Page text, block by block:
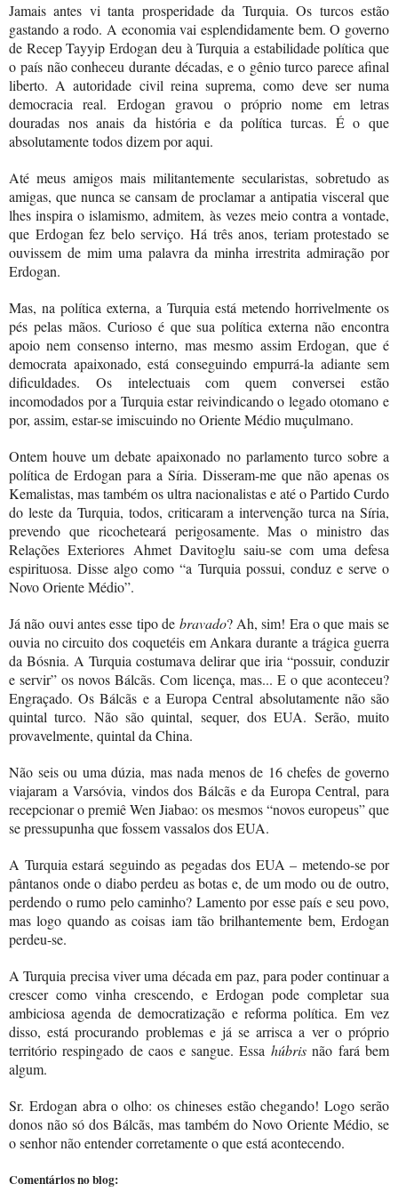
Jamais antes vi tanta prosperidade da Turquia. Os turcos estão
gastando a rodo. A economia vai esplendidamente bem. O governo
de Recep Tayyip Erdogan deu à Turquia a estabilidade política que
o país não conheceu durante décadas, e o gênio turco parece afinal
liberto. A autoridade civil reina suprema, como deve ser numa
democracia real. Erdogan gravou o próprio nome em letras
douradas nos anais da história e da política turcas. É o que
absolutamente todos dizem por aqui.
Até meus amigos mais militantemente secularistas, sobretudo as
amigas, que nunca se cansam de proclamar a antipatia visceral que
lhes inspira o islamismo, admitem, às vezes meio contra a vontade,
que Erdogan fez belo serviço. Há três anos, teriam protestado se
ouvissem de mim uma palavra da minha irrestrita admiração por
Erdogan.
Mas, na política externa, a Turquia está metendo horrivelmente os
pés pelas mãos. Curioso é que sua política externa não encontra
apoio nem consenso interno, mas mesmo assim Erdogan, que é
democrata apaixonado, está conseguindo empurrá-la adiante sem
dificuldades. Os intelectuais com quem conversei estão
incomodados por a Turquia estar reivindicando o legado otomano e
por, assim, estar-se imiscuindo no Oriente Médio muçulmano.
Ontem houve um debate apaixonado no parlamento turco sobre a
política de Erdogan para a Síria. Disseram-me que não apenas os
Kemalistas, mas também os ultra nacionalistas e até o Partido Curdo
do leste da Turquia, todos, criticaram a intervenção turca na Síria,
prevendo que ricocheteará perigosamente. Mas o ministro das
Relações Exteriores Ahmet Davitoglu saiu-se com uma defesa
espirituosa. Disse algo como “a Turquia possui, conduz e serve o
Novo Oriente Médio”.
Já não ouvi antes esse tipo de bravado? Ah, sim! Era o que mais se
ouvia no circuito dos coquetéis em Ankara durante a trágica guerra
da Bósnia. A Turquia costumava delirar que iria “possuir, conduzir
e servir” os novos Bálcãs. Com licença, mas... E o que aconteceu?
Engraçado. Os Bálcãs e a Europa Central absolutamente não são
quintal turco. Não são quintal, sequer, dos EUA. Serão, muito
provavelmente, quintal da China.
Não seis ou uma dúzia, mas nada menos de 16 chefes de governo
viajaram a Varsóvia, vindos dos Bálcãs e da Europa Central, para
recepcionar o premiê Wen Jiabao: os mesmos “novos europeus” que
se pressupunha que fossem vassalos dos EUA.
A Turquia estará seguindo as pegadas dos EUA – metendo-se por
pântanos onde o diabo perdeu as botas e, de um modo ou de outro,
perdendo o rumo pelo caminho? Lamento por esse país e seu povo,
mas logo quando as coisas iam tão brilhantemente bem, Erdogan
perdeu-se.
A Turquia precisa viver uma década em paz, para poder continuar a
crescer como vinha crescendo, e Erdogan pode completar sua
ambiciosa agenda de democratização e reforma política. Em vez
disso, está procurando problemas e já se arrisca a ver o próprio
território respingado de caos e sangue. Essa húbrisnão fará bem
algum.
Sr. Erdogan abra o olho: os chineses estão chegando! Logo serão
donos não só dos Bálcãs, mas também do Novo Oriente Médio, se
o senhor não entender corretamente o que está acontecendo.
Comentários no blog: